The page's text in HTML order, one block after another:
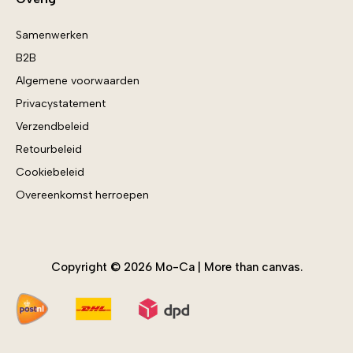
IAMaureen
Kerst
Kids
Kunst
Mindfulness
Natuur
Nieuwste producten
Sale
Toebehoren
Samenwerken
B2B
Algemene voorwaarden
Privacystatement
Verzendbeleid
Retourbeleid
Cookiebeleid
Overeenkomst herroepen
Copyright © 2026 Mo-Ca | More than canvas.